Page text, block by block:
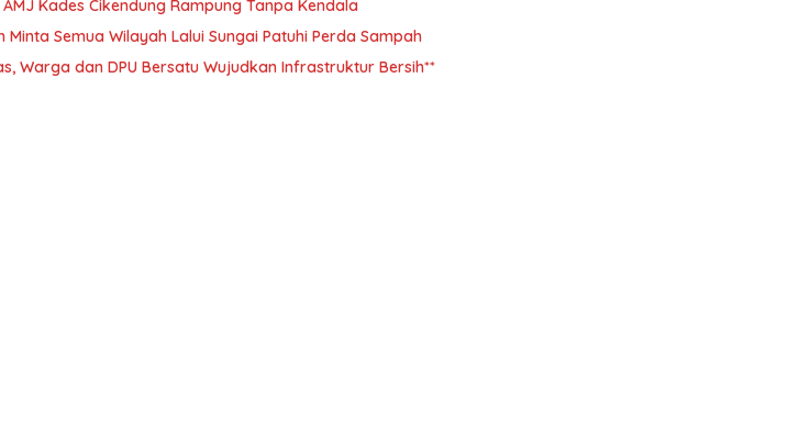
Kades Cikendung Rampung Tanpa Kendala
Semua Wilayah Lalui Sungai Patuhi Perda Sampah
Warga dan DPU Bersatu Wujudkan Infrastruktur Bersih**